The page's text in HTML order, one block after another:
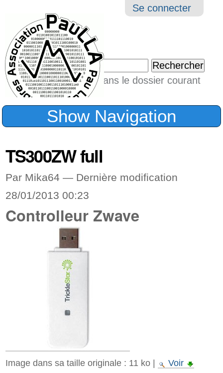
Outils
Se connecter
Chercher par
Seulement dans le dossier courant
Recherche
Show Navigation
TS300ZW full
Par Mika64 — Dernière modification
28/01/2013 00:23
Controlleur Zwave
Image dans sa taille originale : 11 ko|
Voir